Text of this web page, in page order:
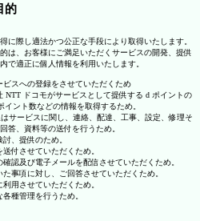
的
に際し適法かつ公正な手段により取得いたします。
は、お客様にご満足いただくサービスの開発、提供
で適正に個人情報を利用いたします。
スへの登録をさせていただくため
NTT ドコモがサービスとして提供する d ポイントの
ント数などの情報を取得するため。
サービスに関し、連絡、配達、工事、設定、修理そ
答、資料等の送付を行うため。
、提供のため。
付させていただくため。
認及び電子メールを配信させていただくため。
事項に対し、ご回答させていただくため。
用させていただくため。
種管理を行うため。